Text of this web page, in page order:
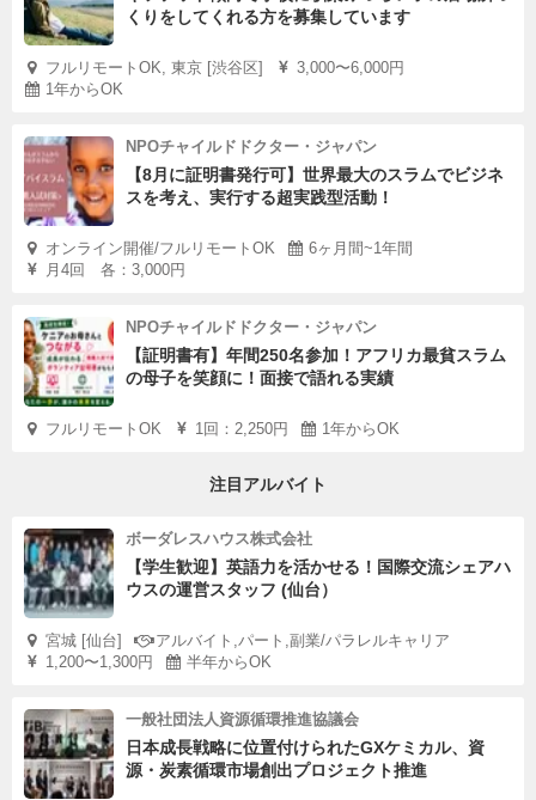
くりをしてくれる方を募集しています
フルリモートOK, 東京 [渋谷区]
3,000〜6,000円
1年からOK
NPOチャイルドドクター・ジャパン
【8月に証明書発行可】世界最大のスラムでビジネ
スを考え、実行する超実践型活動！
オンライン開催/フルリモートOK
6ヶ月間~1年間
月4回 各：3,000円
NPOチャイルドドクター・ジャパン
【証明書有】年間250名参加！アフリカ最貧スラム
の母子を笑顔に！面接で語れる実績
フルリモートOK 1回：2,250円 1年からOK
注目アルバイト
ボーダレスハウス株式会社
【学生歓迎】英語力を活かせる！国際交流シェアハ
ウスの運営スタッフ (仙台）
宮城 [仙台]
アルバイト,パート,副業/パラレルキャリア
1,200〜1,300円
半年からOK
一般社団法人資源循環推進協議会
日本成長戦略に位置付けられたGXケミカル、資
源・炭素循環市場創出プロジェクト推進